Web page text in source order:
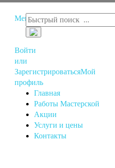
Меню
Войти
или
ЗарегистрироватьсяМой
профиль
Главная
Работы Мастерской
Акции
Услуги и цены
Контакты